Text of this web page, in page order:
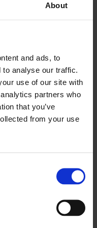
About
and ads, to
analyse our traffic.
use of our site with
partners who
that you’ve
from your use
par une
pour identifier les
. Ce diagnostic
sur mesure.
de la certification
le professionnel a